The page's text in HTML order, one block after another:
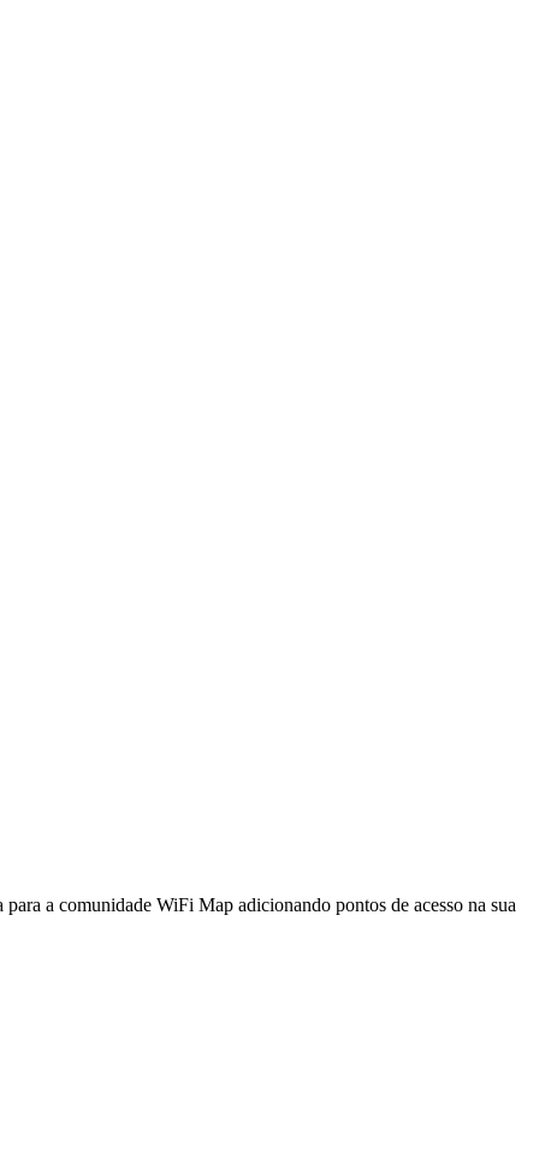
a comunidade WiFi Map adicionando pontos de acesso na sua